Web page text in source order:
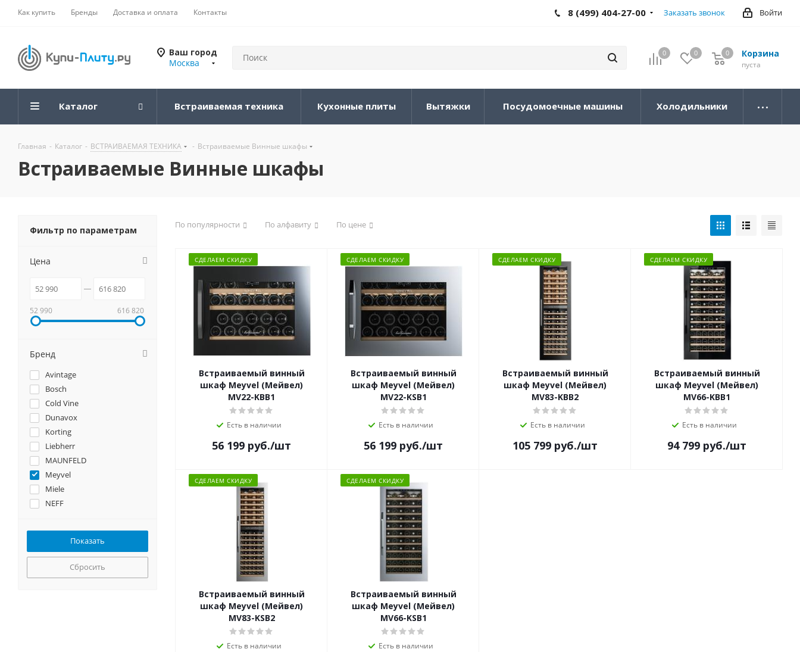
Как купить Бренды Доставка и оплата Контакты Войти
8 (499) 404-27-00 Заказать звонок
Ваш город
Москва
0 0 Корзина
0
пуста
0
Каталог Встраиваемая техника Кухонные плиты Вытяжки Посудомоечные машины Холодильники
Главная - Каталог - ВСТРАИВАЕМАЯ ТЕХНИКА - Встраиваемые Винные шкафы
Встраиваемые Винные шкафы
По популярности По алфавиту По цене
СДЕЛАЕМ СКИДКУ
Встраиваемый винный
шкаф Meyvel (Мейвел)
MV22-KBB1
Есть в наличии
56 199 руб./шт
СДЕЛАЕМ СКИДКУ
Встраиваемый винный
шкаф Meyvel (Мейвел)
MV22-KSB1
Есть в наличии
56 199 руб./шт
СДЕЛАЕМ СКИДКУ
Встраиваемый винный
шкаф Meyvel (Мейвел)
MV83-KBB2
Есть в наличии
105 799 руб./шт
СДЕЛАЕМ СКИДКУ
Встраиваемый винный
шкаф Meyvel (Мейвел)
MV66-KBB1
Есть в наличии
94 799 руб./шт
СДЕЛАЕМ СКИДКУ
Встраиваемый винный
шкаф Meyvel (Мейвел)
MV83-KSB2
Есть в наличии
СДЕЛАЕМ СКИДКУ
Встраиваемый винный
шкаф Meyvel (Мейвел)
MV66-KSB1
Есть в наличии
Фильтр по параметрам
Цена
52 990 616 820
Бренд
Avintage
Bosch
Cold Vine
Dunavox
Korting
Liebherr
MAUNFELD
Meyvel
Miele
NEFF
Teka
Temptech
Weissgauff
Сбросить